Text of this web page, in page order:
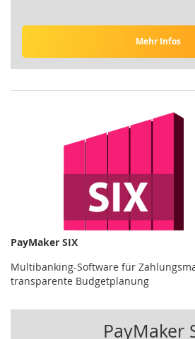
Mehr Infos
PayMaker SIX
Multibanking-Software für
transparente Budgetplanung
PayMaker